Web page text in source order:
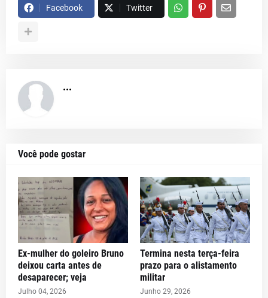
Facebook Twitter
...
Você pode gostar
Ex-mulher do goleiro Bruno
deixou carta antes de
desaparecer; veja
Julho 04, 2026
Termina nesta terça-feira
prazo para o alistamento
militar
Junho 29, 2026